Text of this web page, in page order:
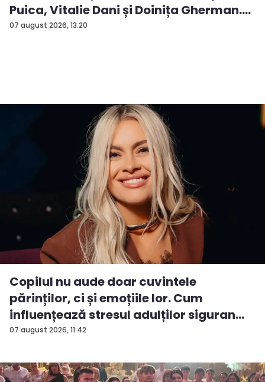
07 august 2026, 13:20
Puica, Vitalie Dani și Doinița Gherman.
P...
07 august 2026, 11:42
Copilul nu aude doar cuvintele
părinților, ci și emoțiile lor. Cum
influențează stresul adulților siguran...